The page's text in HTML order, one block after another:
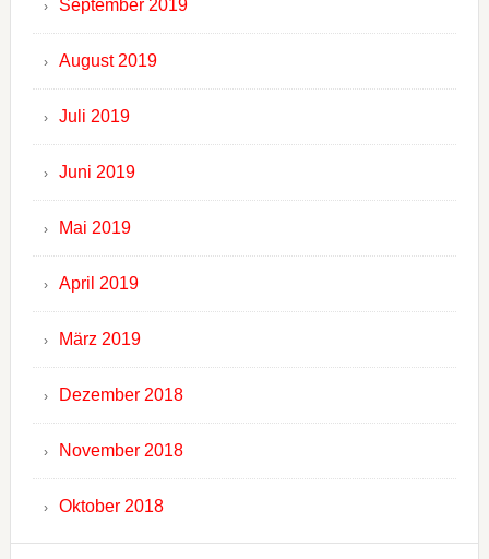
September 2019
August 2019
Juli 2019
Juni 2019
Mai 2019
April 2019
März 2019
Dezember 2018
November 2018
Oktober 2018